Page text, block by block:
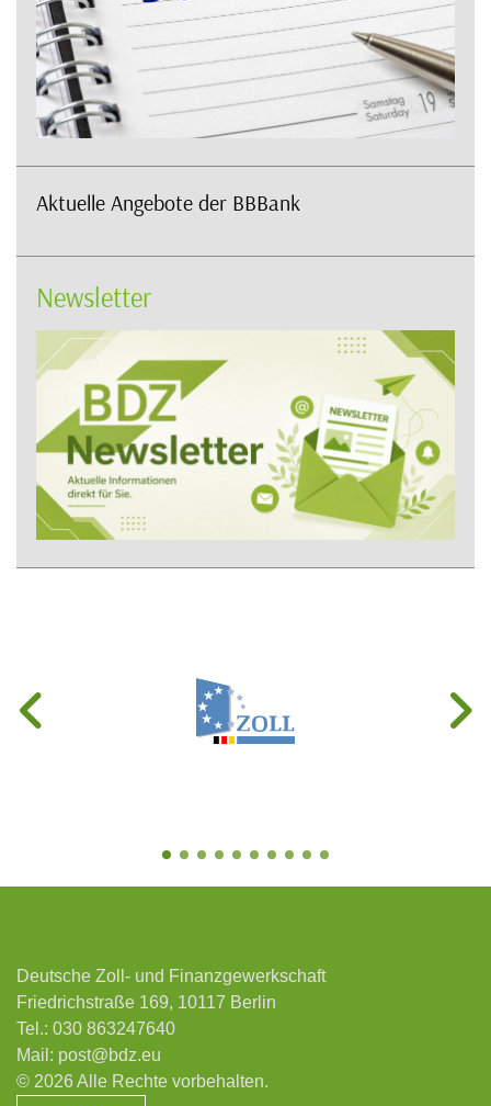
Aktuelle Angebote der BBBank
Newsletter
Deutsche Zoll- und Finanzgewerkschaft
Friedrichstraße 169, 10117 Berlin
Tel.: 030 863247640
Mail: post@bdz.eu
© 2026 Alle Rechte vorbehalten.